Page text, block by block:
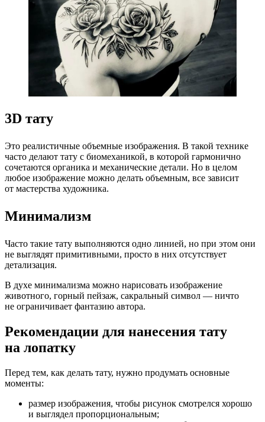
3D тату
Это реалистичные объемные изображения. В такой технике
часто делают тату с биомеханикой, в которой гармонично
сочетаются органика и механические детали. Но в целом
любое изображение можно делать объемным, все зависит
от мастерства художника.
Минимализм
Часто такие тату выполняются одно линией, но при этом они
не выглядят примитивными, просто в них отсутствует
детализация.
В духе минимализма можно нарисовать изображение
животного, горный пейзаж, сакральный символ — ничто
не ограничивает фантазию автора.
Рекомендации для нанесения тату
на лопатку
Перед тем, как делать тату, нужно продумать основные
моменты:
размер изображения, чтобы рисунок смотрелся хорошо
и выглядел пропорциональным;